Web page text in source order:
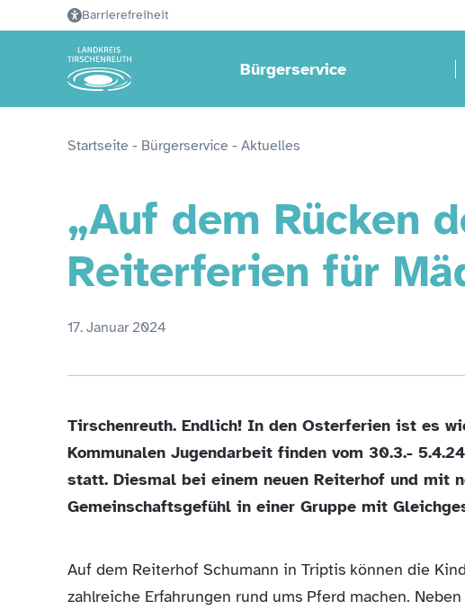
Barrierefreiheit
Bürgerservice
Startseite - Bürgerservice - Aktuelles
„Auf dem Rücken
Reiterferien für
17. Januar 2024
Tirschenreuth. Endlich! In den Osterferien ist es
Kommunalen Jugendarbeit finden vom 30.3.-
statt. Diesmal bei einem neuen Reiterhof und mit
Gemeinschaftsgefühl in einer Gruppe mit
Auf dem Reiterhof Schumann in Triptis können die
zahlreiche Erfahrungen rund ums Pferd machen.